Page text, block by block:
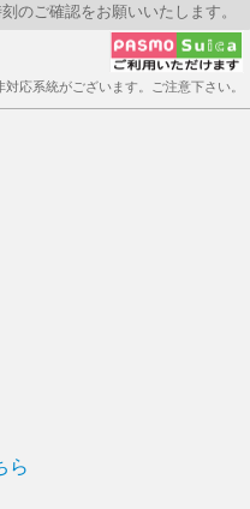
のご確認をお願いいたします。
応系統がございます。ご注意下さい。
ら